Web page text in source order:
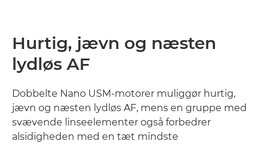
Hurtig, jævn og næsten
lydløs AF
Dobbelte Nano USM-motorer muliggør hurtig,
jævn og næsten lydløs AF, mens en gruppe med
svævende linseelementer også forbedrer
alsidigheden med en tæt mindste